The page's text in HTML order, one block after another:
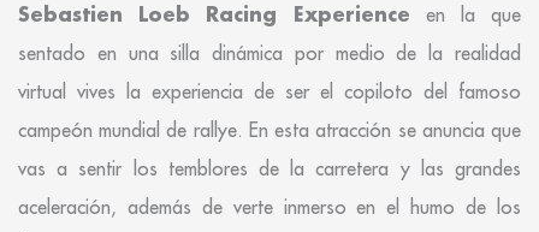
Sebastien Loeb Racing Experience en la que
sentado en una silla dinámica por medio de la realidad
virtual vives la experiencia de ser el copiloto del famoso
campeón mundial de rallye. En esta atracción se anuncia que
vas a sentir los temblores de la carretera y las grandes
aceleración, además de verte inmerso en el humo de los